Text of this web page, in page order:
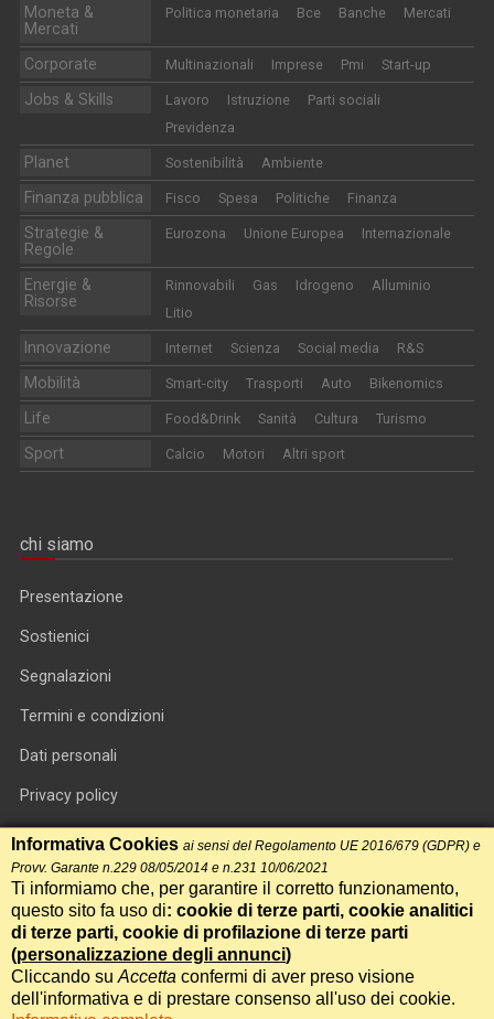
Moneta &
Mercati
Politica monetaria Bce Banche Mercati
Corporate Multinazionali Imprese Pmi Start-up
Jobs & Skills Lavoro Istruzione
Parti sociali
Previdenza
Planet Sostenibilità Ambiente
Finanza pubblica Fisco Spesa Politiche Finanza
Strategie &
Regole
Eurozona Unione Europea Internazionale
Energie &
Risorse
Rinnovabili Gas Idrogeno
Alluminio
Litio
Innovazione Internet Scienza Social media R&S
Mobilità Smart-city Trasporti Auto Bikenomics
Life Food&Drink Sanità Cultura Turismo
Sport Calcio Motori Altri sport
chi siamo
Presentazione
Sostienici
Segnalazioni
Termini e condizioni
Dati personali
Privacy policy
Informativa cookie
RSS feed
RSS Top News
Contatti
Informativa Cookies ai sensi del Regolamento UE 2016/679 (GDPR) e
Provv. Garante n.229 08/05/2014 e n.231 10/06/2021
Ti informiamo che, per garantire il corretto funzionamento,
questo sito fa uso di: cookie di terze parti, cookie analitici
di terze parti, cookie di profilazione di terze parti
(personalizzazione degli annunci)
Cliccando su Accetta confermi di aver preso visione
dell'informativa e di prestare consenso all'uso dei cookie.